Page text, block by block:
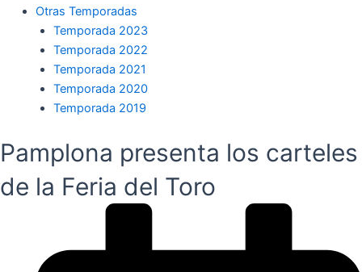
Otras Temporadas
Temporada 2023
Temporada 2022
Temporada 2021
Temporada 2020
Temporada 2019
Pamplona presenta los carteles
de la Feria del Toro